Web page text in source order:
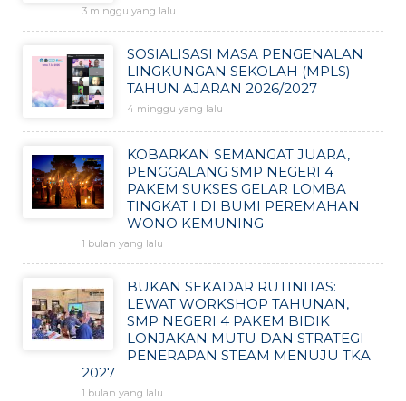
3 minggu yang lalu
SOSIALISASI MASA PENGENALAN
LINGKUNGAN SEKOLAH (MPLS)
TAHUN AJARAN 2026/2027
4 minggu yang lalu
KOBARKAN SEMANGAT JUARA,
PENGGALANG SMP NEGERI 4
PAKEM SUKSES GELAR LOMBA
TINGKAT I DI BUMI PEREMAHAN
WONO KEMUNING
1 bulan yang lalu
BUKAN SEKADAR RUTINITAS:
LEWAT WORKSHOP TAHUNAN,
SMP NEGERI 4 PAKEM BIDIK
LONJAKAN MUTU DAN STRATEGI
PENERAPAN STEAM MENUJU TKA
2027
1 bulan yang lalu